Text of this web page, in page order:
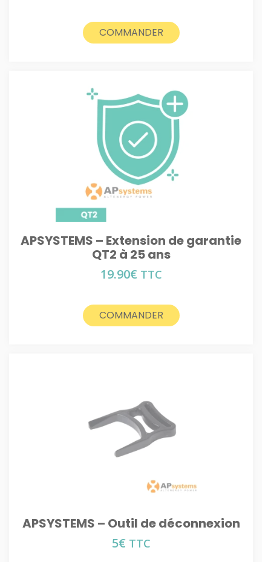
COMMANDER
APSYSTEMS – Extension de garantie
QT2 à 25 ans
19.90€ TTC
COMMANDER
APSYSTEMS – Outil de déconnexion
5€ TTC